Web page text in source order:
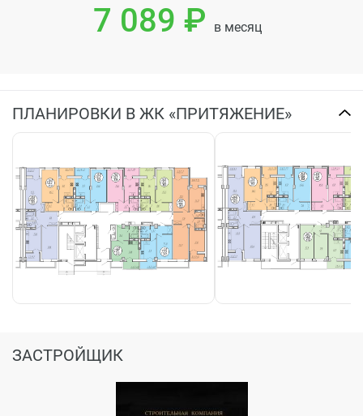
7 089 ₽ в месяц
ПЛАНИРОВКИ В ЖК «ПРИТЯЖЕНИЕ»
ЗАСТРОЙЩИК